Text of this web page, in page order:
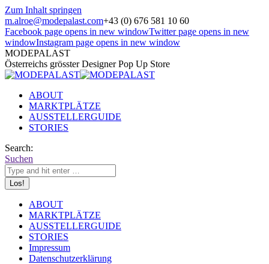
Zum Inhalt springen
m.alroe@modepalast.com+43 (0) 676 581 10 60
Facebook page opens in new windowTwitter page opens in new
windowInstagram page opens in new window
MODEPALAST
Österreichs grösster Designer Pop Up Store
ABOUT
MARKTPLÄTZE
AUSSTELLERGUIDE
STORIES
Search:
Suchen
ABOUT
MARKTPLÄTZE
AUSSTELLERGUIDE
STORIES
Impressum
Datenschutzerklärung